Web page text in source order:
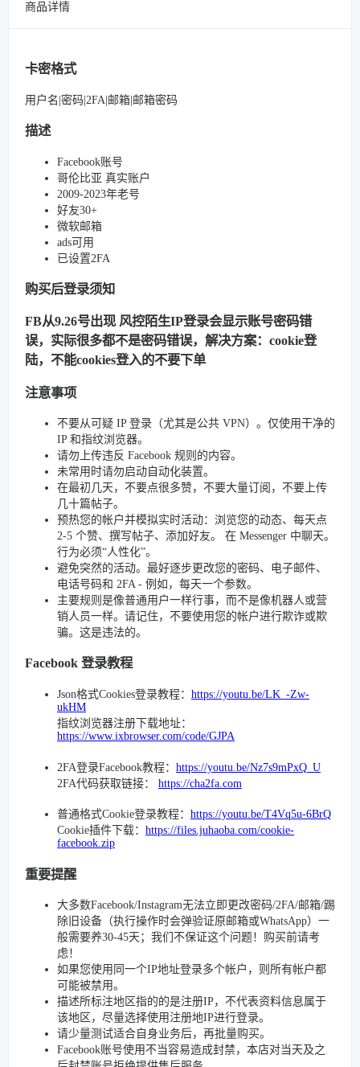
商品详情
卡密格式
用户名|密码|2FA|邮箱|邮箱密码
描述
Facebook账号
哥伦比亚 真实账户
2009-2023年老号
好友30+
微软邮箱
ads可用
已设置2FA
购买后登录须知
FB从9.26号出现 风控陌生IP登录会显示账号密码错
误，实际很多都不是密码错误，解决方案：cookie登
陆，不能cookies登入的不要下单
注意事项
不要从可疑 IP 登录（尤其是公共 VPN）。仅使用干净的
IP 和指纹浏览器。
请勿上传违反 Facebook 规则的内容。
未常用时请勿启动自动化装置。
在最初几天，不要点很多赞，不要大量订阅，不要上传
几十篇帖子。
预热您的帐户并模拟实时活动：浏览您的动态、每天点
2-5 个赞、撰写帖子、添加好友。 在 Messenger 中聊天。
行为必须“人性化”。
避免突然的活动。最好逐步更改您的密码、电子邮件、
电话号码和 2FA - 例如，每天一个参数。
主要规则是像普通用户一样行事，而不是像机器人或营
销人员一样。请记住，不要使用您的帐户进行欺诈或欺
骗。这是违法的。
Facebook 登录教程
Json格式Cookies登录教程： https://youtu.be/LK_-Zw-
ukHM
指纹浏览器注册下载地址：
https://www.ixbrowser.com/code/GJPA
2FA登录Facebook教程： https://youtu.be/Nz7s9mPxQ_U
2FA代码获取链接： https://cha2fa.com
普通格式Cookie登录教程： https://youtu.be/T4Vq5u-6BrQ
Cookie插件下载： https://files.juhaoba.com/cookie-
facebook.zip
重要提醒
大多数Facebook/Instagram无法立即更改密码/2FA/邮箱/踢
除旧设备（执行操作时会弹验证原邮箱或WhatsApp）一
般需要养30-45天；我们不保证这个问题！购买前请考
虑！
如果您使用同一个IP地址登录多个帐户，则所有帐户都
可能被禁用。
描述所标注地区指的的是注册IP，不代表资料信息属于
该地区，尽量选择使用注册地IP进行登录。
请少量测试适合自身业务后，再批量购买。
Facebook账号使用不当容易造成封禁，本店对当天及之